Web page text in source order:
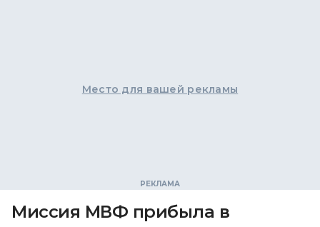
Место для вашей рекламы
Миссия МВФ прибыла в